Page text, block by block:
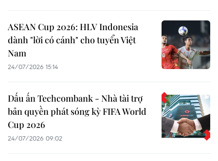
ASEAN Cup 2026: HLV Indonesia
dành "lời có cánh" cho tuyển Việt
Nam
24/07/2026 15:14
Dấu ấn Techcombank - Nhà tài trợ
bản quyền phát sóng kỳ FIFA World
Cup 2026
24/07/2026 09:02